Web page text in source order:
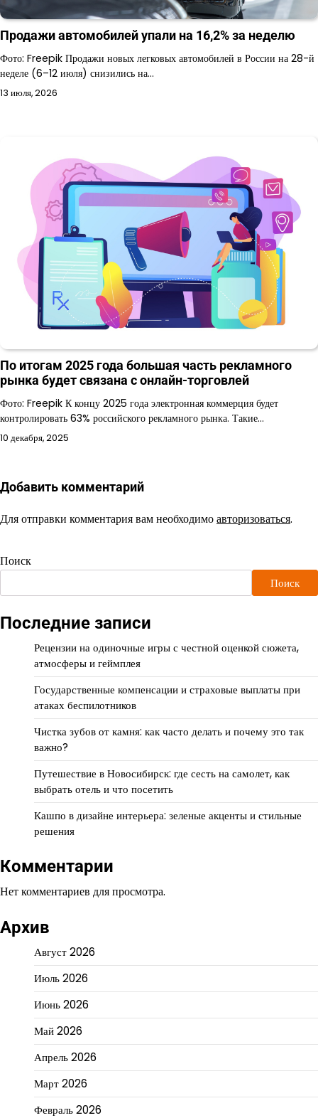
Продажи автомобилей упали на 16,2% за неделю
Фото: Freepik Продажи новых легковых автомобилей в России на 28-й
неделе (6–12 июля) снизились на…
13 июля, 2026
По итогам 2025 года большая часть рекламного
рынка будет связана с онлайн-торговлей
Фото: Freepik К концу 2025 года электронная коммерция будет
контролировать 63% российского рекламного рынка. Такие…
10 декабря, 2025
Добавить комментарий
Для отправки комментария вам необходимоавторизоваться.
Поиск
Поиск
Последние записи
Рецензии на одиночные игры с честной оценкой сюжета,
атмосферы и геймплея
Государственные компенсации и страховые выплаты при
атаках беспилотников
Чистка зубов от камня: как часто делать и почему это так
важно?
Путешествие в Новосибирск: где сесть на самолет, как
выбрать отель и что посетить
Кашпо в дизайне интерьера: зеленые акценты и стильные
решения
Комментарии
Нет комментариев для просмотра.
Архив
Август 2026
Июль 2026
Июнь 2026
Май 2026
Апрель 2026
Март 2026
Февраль 2026